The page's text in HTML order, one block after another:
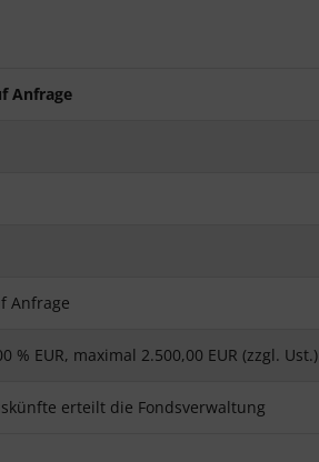
Anfrage
Anfrage
% EUR, maximal 2.500,00 EUR (zzgl. Ust.)
erteilt die Fondsverwaltung